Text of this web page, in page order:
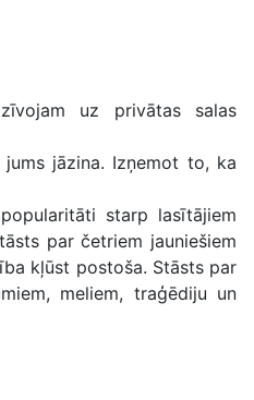
uz privātas salas
jāzina. Izņemot to, ka
starp lasītājiem
par četriem jauniešiem
kļūst postoša. Stāsts par
meliem, traģēdiju un